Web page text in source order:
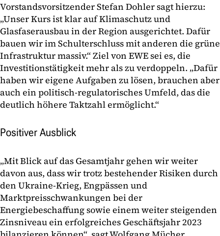
Vorstandsvorsitzender Stefan Dohler sagt hierzu:
„Unser Kurs ist klar auf Klimaschutz und
Glasfaserausbau in der Region ausgerichtet. Dafür
bauen wir im Schulterschluss mit anderen die grüne
Infrastruktur massiv.“ Ziel von EWE sei es, die
Investitionstätigkeit mehr als zu verdoppeln. „Dafür
haben wir eigene Aufgaben zu lösen, brauchen aber
auch ein politisch-regulatorisches Umfeld, das die
deutlich höhere Taktzahl ermöglicht.“
Positiver Ausblick
„Mit Blick auf das Gesamtjahr gehen wir weiter
davon aus, dass wir trotz bestehender Risiken durch
den Ukraine-Krieg, Engpässen und
Marktpreisschwankungen bei der
Energiebeschaffung sowie einem weiter steigenden
Zinsniveau ein erfolgreiches Geschäftsjahr 2023